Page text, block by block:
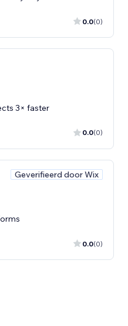
0.0(0)
3× faster
0.0(0)
Geverifieerd door Wix
0.0(0)